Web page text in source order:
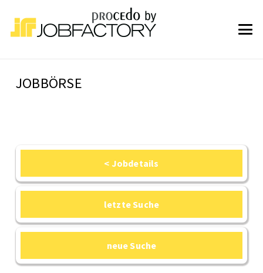
JOBBÖRSE
< Jobdetails
letzte Suche
neue Suche